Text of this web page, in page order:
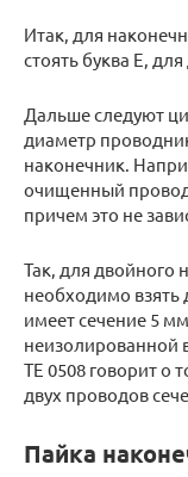
Итак, для
стоять буква Е, для
Дальше следуют
диаметр
наконечник.
очищенный
причем это не
Так, для двойного
необходимо взять
имеет сечение 5
неизолированной
ТЕ 0508 говорит о
двух проводов
Пайка